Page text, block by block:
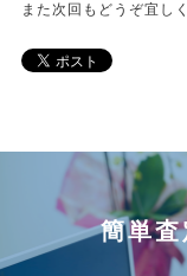
また次回もどうぞ宜し
簡単